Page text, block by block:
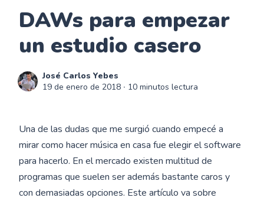
DAWs para empezar
un estudio casero
José Carlos Yebes
19 de enero de 2018 ∙ 10 minutos lectura
Una de las dudas que me surgió cuando empecé a
mirar como hacer música en casa fue elegir el software
para hacerlo. En el mercado existen multitud de
programas que suelen ser además bastante caros y
con demasiadas opciones. Este artículo va sobre